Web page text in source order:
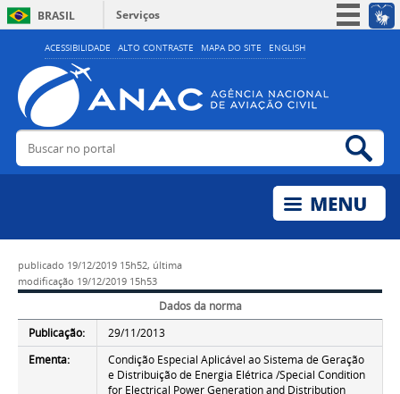
ACESSIBILIDADE ALTO CONTRASTE MAPA DO SITE ENGLISH
BRASIL
Serviços
Simplifique!
Acesso à informação
Legislação
Buscar no portal
publicado 19/12/2019 15h52, última
modificação 19/12/2019 15h53
Dados da norma
Publicação:
29/11/2013
Ementa:
Condição Especial Aplicável ao Sistema de Geração
e Distribuição de Energia Elétrica /Special Condition
for Electrical Power Generation and Distribution